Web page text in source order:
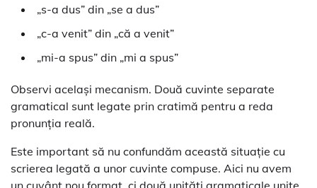
„s-a dus” din „se a dus”
„c-a venit” din „că a venit”
„mi-a spus” din „mi a spus”
Observi același mecanism. Două cuvinte separate
gramatical sunt legate prin cratimă pentru a reda
pronunția reală.
Este important să nu confundăm această situație cu
scrierea legată a unor cuvinte compuse. Aici nu avem